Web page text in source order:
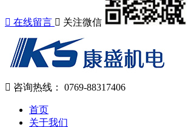
在线留言 关注微信
咨询热线： 0769-88317406
首页
关于我们